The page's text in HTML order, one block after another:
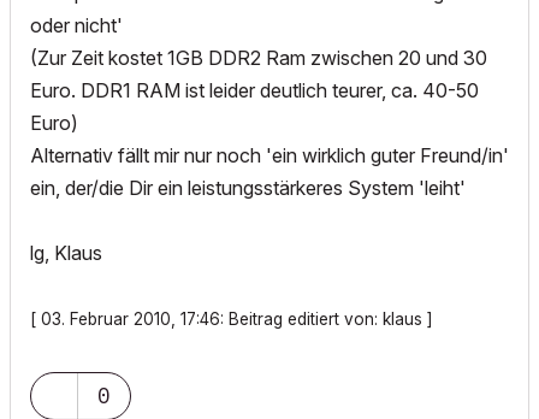
oder nicht'
(Zur Zeit kostet 1GB DDR2 Ram zwischen 20 und 30
Euro. DDR1 RAM ist leider deutlich teurer, ca. 40-50
Euro)
Alternativ fällt mir nur noch 'ein wirklich guter Freund/in'
ein, der/die Dir ein leistungsstärkeres System 'leiht'
lg, Klaus
[ 03. Februar 2010, 17:46: Beitrag editiert von: klaus ]
0